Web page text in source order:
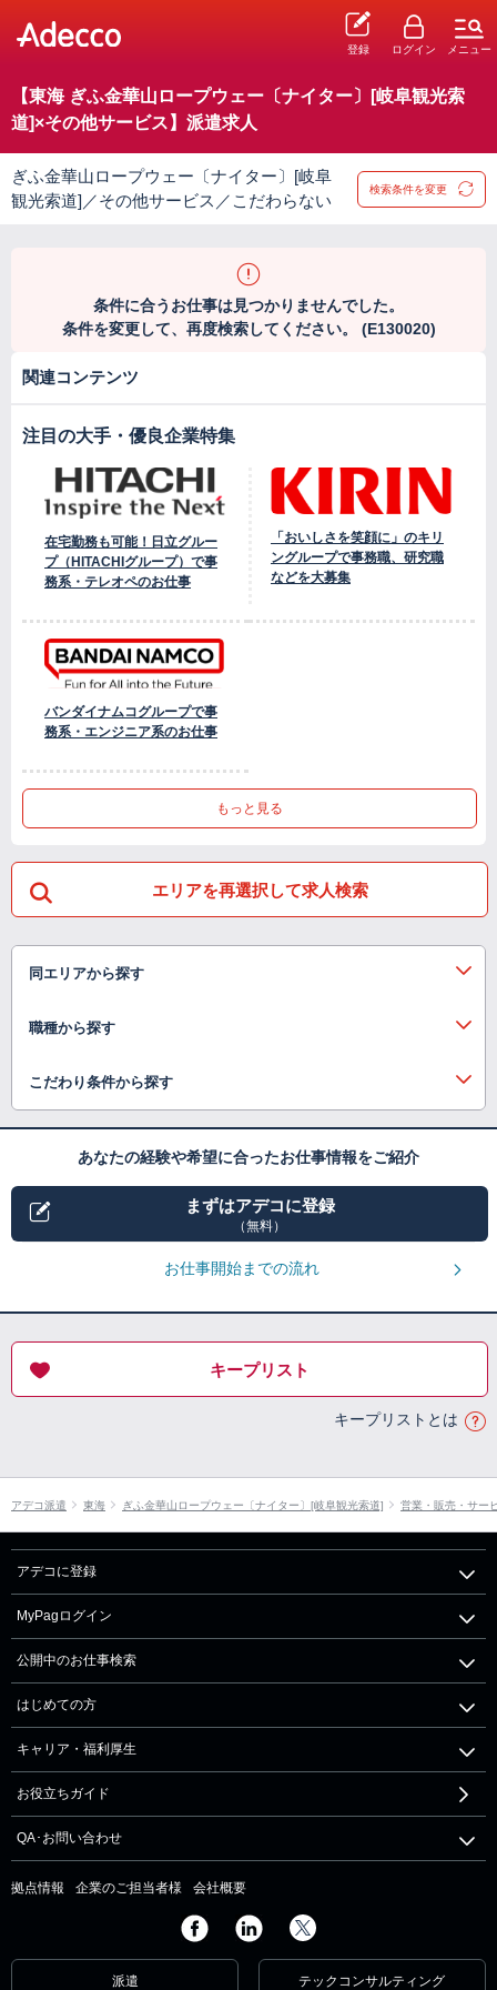
登録 ログイン メニュー
【東海 ぎふ金華山ロープウェー〔ナイター〕[岐阜観光索
道]×その他サービス】派遣求人
ぎふ金華山ロープウェー〔ナイター〕[岐阜
観光索道]／その他サービス／こだわらない
検索条件を変更
条件に合うお仕事は見つかりませんでした。
条件を変更して、再度検索してください。 (E130020)
関連コンテンツ
注目の大手・優良企業特集
在宅勤務も可能！日立グルー
プ（HITACHIグループ）で事
務系・テレオペのお仕事
「おいしさを笑顔に」のキリ
ングループで事務職、研究職
などを大募集
バンダイナムコグループで事
務系・エンジニア系のお仕事
もっと見る
エリアを再選択して求人検索
同エリアから探す
職種から探す
こだわり条件から探す
あなたの経験や希望に合ったお仕事情報をご紹介
まずはアデコに登録
（無料）
お仕事開始までの流れ
キープリスト
キープリストとは
アデコ派遣 東海 ぎふ金華山ロープウェー〔ナイター〕[岐阜観光索道] 営業・販売・サー
アデコに登録
MyPagログイン
公開中のお仕事検索
はじめての方
キャリア・福利厚生
お役立ちガイド
QA･お問い合わせ
拠点情報 企業のご担当者様 会社概要
派遣 テックコンサルティング